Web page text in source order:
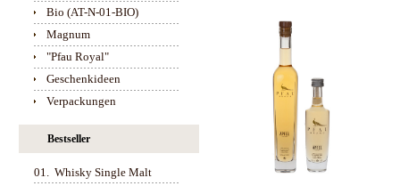
Bio (AT-N-01-BIO)
Magnum
"Pfau Royal"
Geschenkideen
Verpackungen
Bestseller
01. Whisky Single Malt